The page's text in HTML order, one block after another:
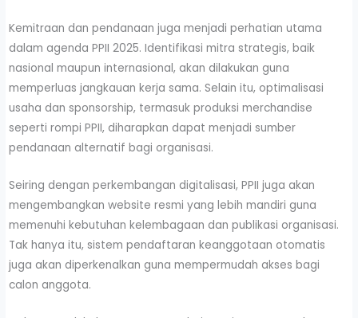
Kemitraan dan pendanaan juga menjadi perhatian utama
dalam agenda PPII 2025. Identifikasi mitra strategis, baik
nasional maupun internasional, akan dilakukan guna
memperluas jangkauan kerja sama. Selain itu, optimalisasi
usaha dan sponsorship, termasuk produksi merchandise
seperti rompi PPII, diharapkan dapat menjadi sumber
pendanaan alternatif bagi organisasi.
Seiring dengan perkembangan digitalisasi, PPII juga akan
mengembangkan website resmi yang lebih mandiri guna
memenuhi kebutuhan kelembagaan dan publikasi organisasi.
Tak hanya itu, sistem pendaftaran keanggotaan otomatis
juga akan diperkenalkan guna mempermudah akses bagi
calon anggota.